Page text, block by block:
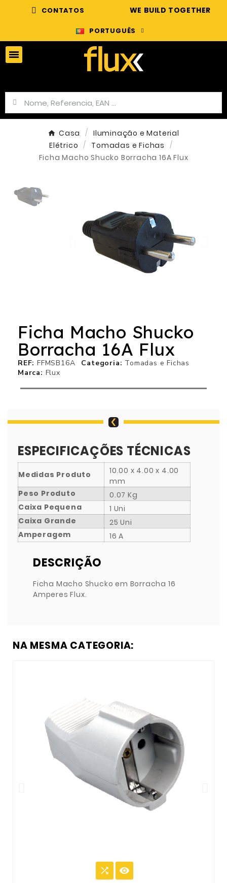
CONTATOS WE BUILD TOGETHER
PORTUGUÊS
Casa
Iluminação e Material
Elétrico
Tomadas e Fichas
Ficha Macho Shucko Borracha 16A Flux
Ficha Macho Shucko
Borracha 16A Flux
REF FFMSB16A Categoria
Tomadas e Fichas
Marca
Flux
ESPECIFICAÇÕES TÉCNICAS
Medidas Produto
10.00 x 4.00 x 4.00
mm
Peso Produto
0.07 Kg
Caixa Pequena
1 Uni
Caixa Grande
25 Uni
Amperagem
16 A
DESCRIÇÃO
Ficha Macho Shucko em Borracha 16
Amperes Flux.
NA MESMA CATEGORIA:
 